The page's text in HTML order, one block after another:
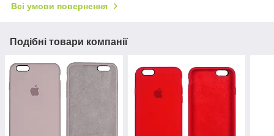
Всі умови повернення
Подібні товари компанії